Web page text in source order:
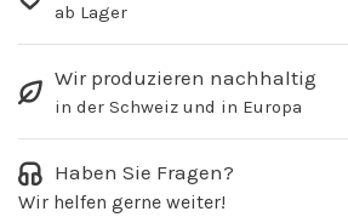
ab Lager
Wir produzieren nachhaltig
in der Schweiz und in Europa
Haben Sie Fragen?
Wir helfen gerne weiter!